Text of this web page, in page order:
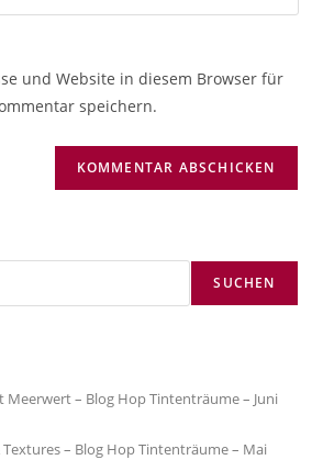
und Website in diesem Browser für
speichern.
SUCHEN
– Blog Hop Tintenträume – Juni
– Blog Hop Tintenträume – Mai